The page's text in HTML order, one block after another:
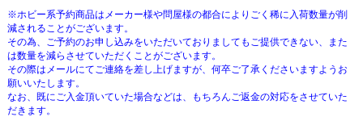
※ホビー系予約商品はメーカー様や問屋様の都合によりごく稀に入荷数量が削
減されることがございます。
その為、ご予約のお申し込みをいただいておりましてもご提供できない、また
は数量を減らさせていただくことがございます。
その際はメールにてご連絡を差し上げますが、何卒ご了承くださいますようお
願いいたします。
なお、既にご入金頂いていた場合などは、もちろんご返金の対応をさせていた
だきます。